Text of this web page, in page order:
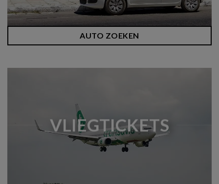
AUTO ZOEKEN
VLIEGTICKETS